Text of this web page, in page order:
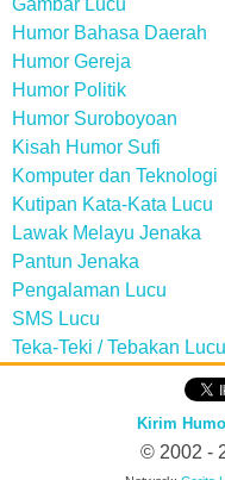
Gambar Lucu
Humor Bahasa Daerah
Humor Gereja
Humor Politik
Humor Suroboyoan
Kisah Humor Sufi
Komputer dan Teknologi
Kutipan Kata-Kata Lucu
Lawak Melayu Jenaka
Pantun Jenaka
Pengalaman Lucu
SMS Lucu
Teka-Teki / Tebakan Lucu
Kirim
© 2002 -